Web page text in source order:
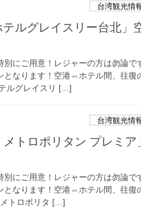
台湾観光情
ルグレイスリー台北」
にご用意！レジャーの方は勿論で
となります！空港⇔ホテル間、往復
ルグレイスリ […]
台湾観光情
トロポリタン プレミア
にご用意！レジャーの方は勿論で
となります！空港⇔ホテル間、往復
トロポリタ […]